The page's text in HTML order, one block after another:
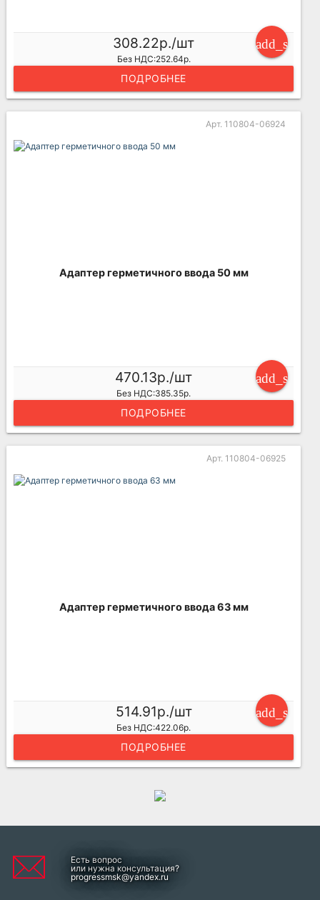
308.22р./шт
Без НДС:252.64р.
ПОДРОБНЕЕ
Арт. 110804-06924
Адаптер герметичного ввода 50 мм
470.13р./шт
Без НДС:385.35р.
ПОДРОБНЕЕ
Арт. 110804-06925
Адаптер герметичного ввода 63 мм
514.91р./шт
Без НДС:422.06р.
ПОДРОБНЕЕ
Есть вопрос
или нужна консультация?
progressmsk@yandex.ru